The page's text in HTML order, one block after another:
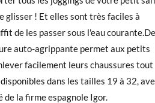
la firme espagnole Igor.
vous avez passé commande en tant
commande ainsi que l'adresse e-mail
dans votre boîte de réception.
29 30
17,6 18,2 18,8 19,3 19,9